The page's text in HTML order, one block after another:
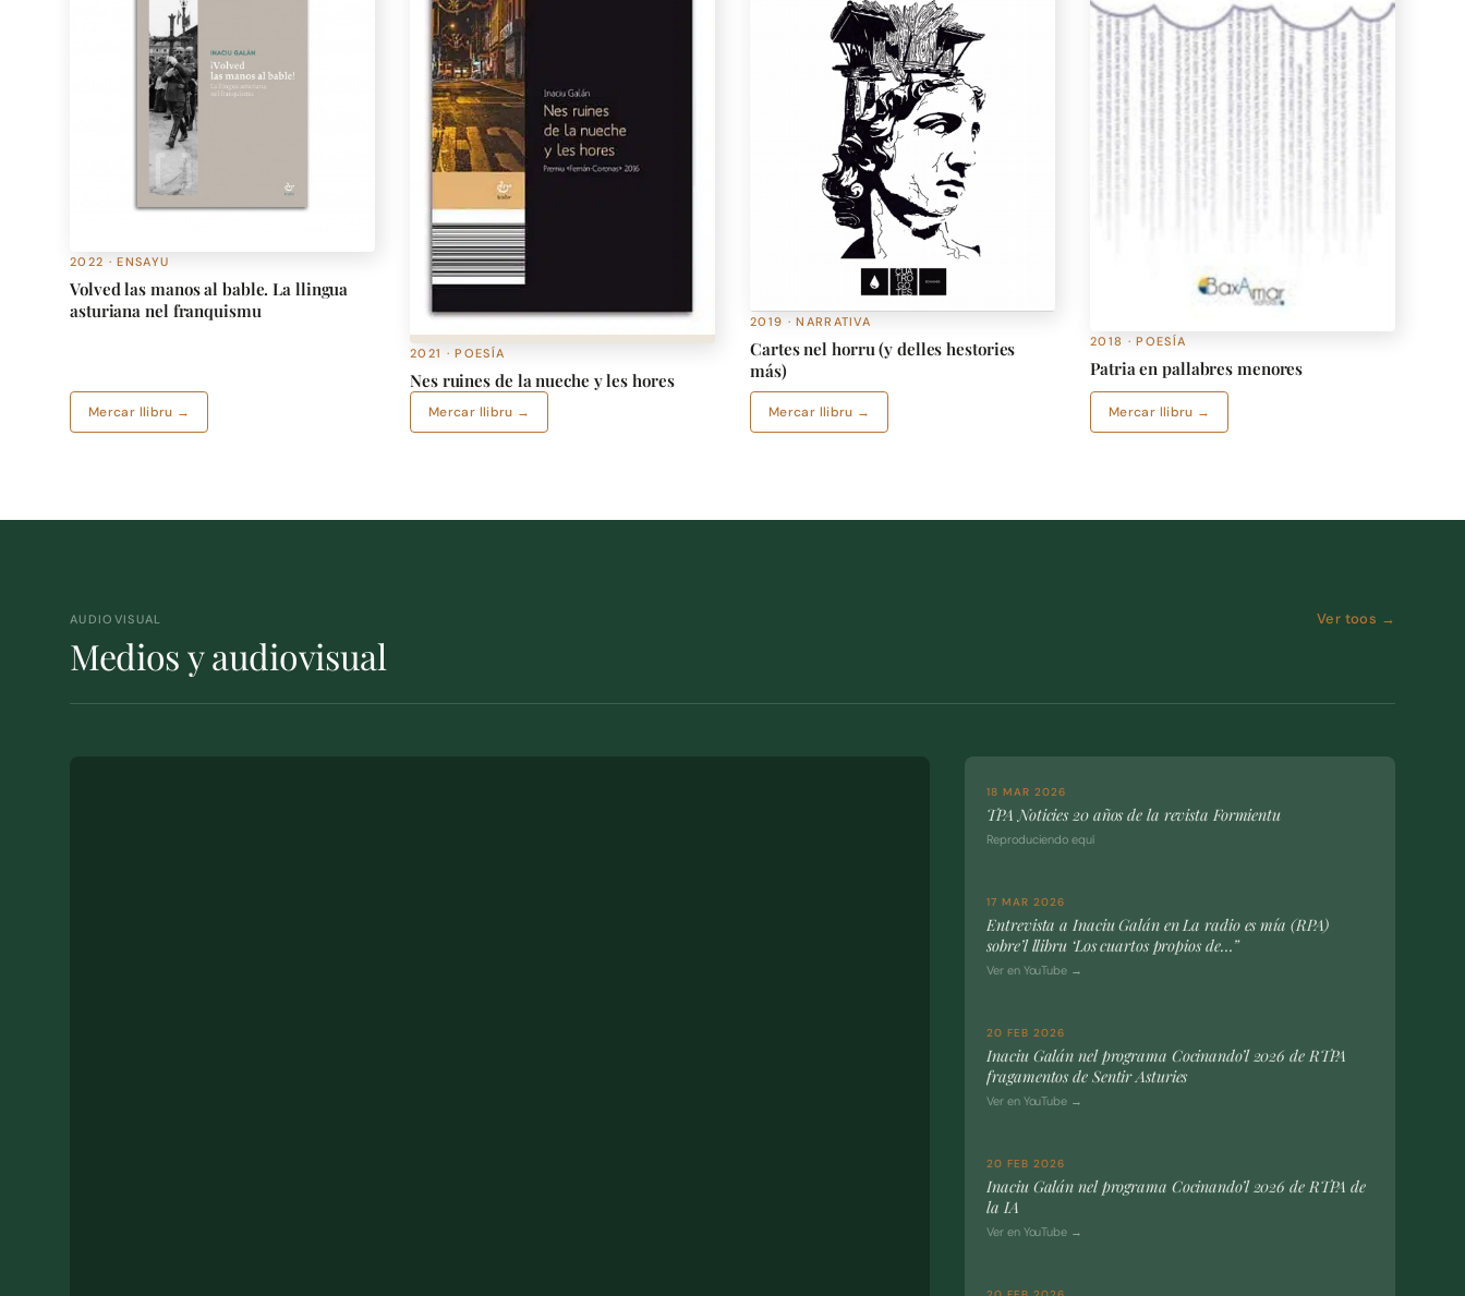
2022 · ENSAYU
Volved las manos al bable. La llingua
asturiana nel franquismu
Mercar llibru →
2021 · POESÍA
Nes ruines de la nueche y les hores
Mercar llibru →
2019 · NARRATIVA
Cartes nel horru (y delles hestories
más)
Mercar llibru →
2018 · POESÍA
Patria en pallabres menores
Mercar llibru →
AUDIOVISUAL
Medios y audiovisual
Ver toos →
18 MAR 2026
TPA Noticies 20 años de la revista Formientu
Reproduciendo equí
17 MAR 2026
Entrevista a Inaciu Galán en La radio es mía (RPA)
sobre’l llibru ‘Los cuartos propios de…”
Ver en YouTube →
20 FEB 2026
Inaciu Galán nel programa Cocinando’l 2026 de RTPA
fragamentos de Sentir Asturies
Ver en YouTube →
20 FEB 2026
Inaciu Galán nel programa Cocinando’l 2026 de RTPA de
la IA
Ver en YouTube →